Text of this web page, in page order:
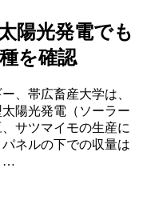
陽光発電でも
を確認
、帯広畜産大学は、
陽光発電（ソーラー
サツマイモの生産に
ネルの下での収量は
…